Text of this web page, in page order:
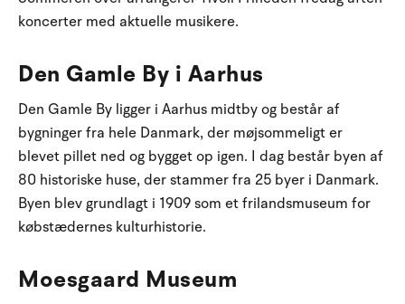
koncerter med aktuelle musikere.
Den Gamle By i Aarhus
Den Gamle By ligger i Aarhus midtby og består af
bygninger fra hele Danmark, der møjsommeligt er
blevet pillet ned og bygget op igen. I dag består byen af
80 historiske huse, der stammer fra 25 byer i Danmark.
Byen blev grundlagt i 1909 som et frilandsmuseum for
købstædernes kulturhistorie.
Moesgaard Museum